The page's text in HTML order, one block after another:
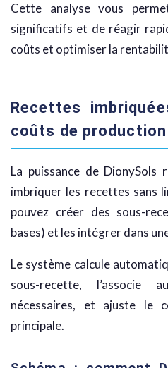
Cette analyse vous
significatifs et de réagir
coûts et optimiser la
Recettes
coûts de production
La puissance de DionySols
imbriquer les recettes sans
pouvez créer des sous-
bases) et les intégrer dans
Le système calcule
sous-recette, l’associe
nécessaires, et ajuste
principale.